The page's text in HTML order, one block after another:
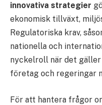
innovativa strategier
ekonomisk tillväxt,
Regulatoriska krav,
nationella och
nyckelroll när det
företag och regeringar
För att hantera frågor